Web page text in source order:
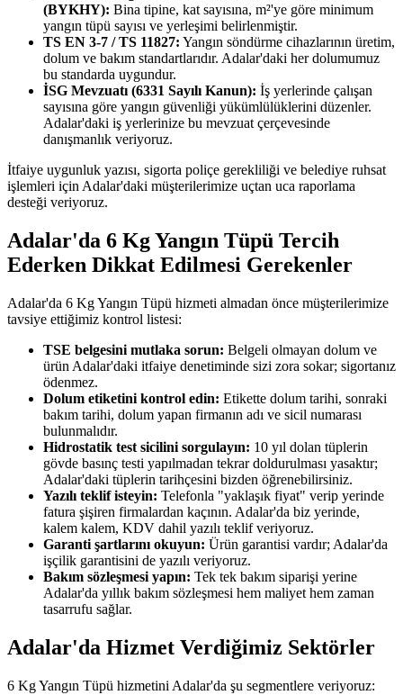
(BYKHY): Bina tipine, kat sayısına, m²'ye göre minimum
yangın tüpü sayısı ve yerleşimi belirlenmiştir.
TS EN 3-7 / TS 11827: Yangın söndürme cihazlarının üretim,
dolum ve bakım standartlarıdır. Adalar'daki her dolumumuz
bu standarda uygundur.
İSG Mevzuatı (6331 Sayılı Kanun): İş yerlerinde çalışan
sayısına göre yangın güvenliği yükümlülüklerini düzenler.
Adalar'daki iş yerlerinize bu mevzuat çerçevesinde
danışmanlık veriyoruz.
İtfaiye uygunluk yazısı, sigorta poliçe gerekliliği ve belediye ruhsat
işlemleri için Adalar'daki müşterilerimize uçtan uca raporlama
desteği veriyoruz.
Adalar'da 6 Kg Yangın Tüpü Tercih
Ederken Dikkat Edilmesi Gerekenler
Adalar'da 6 Kg Yangın Tüpü hizmeti almadan önce müşterilerimize
tavsiye ettiğimiz kontrol listesi:
TSE belgesini mutlaka sorun: Belgeli olmayan dolum ve
ürün Adalar'daki itfaiye denetiminde sizi zora sokar; sigortanız
ödenmez.
Dolum etiketini kontrol edin: Etikette dolum tarihi, sonraki
bakım tarihi, dolum yapan firmanın adı ve sicil numarası
bulunmalıdır.
Hidrostatik test sicilini sorgulayın: 10 yıl dolan tüplerin
gövde basınç testi yapılmadan tekrar doldurulması yasaktır;
Adalar'daki tüplerin tarihçesini bizden öğrenebilirsiniz.
Yazılı teklif isteyin: Telefonla "yaklaşık fiyat" verip yerinde
fatura şişiren firmalardan kaçının. Adalar'da biz yerinde,
kalem kalem, KDV dahil yazılı teklif veriyoruz.
Garanti şartlarını okuyun: Ürün garantisi vardır; Adalar'da
işçilik garantisini de yazılı veriyoruz.
Bakım sözleşmesi yapın: Tek tek bakım siparişi yerine
Adalar'da yıllık bakım sözleşmesi hem maliyet hem zaman
tasarrufu sağlar.
Adalar'da Hizmet Verdiğimiz Sektörler
6 Kg Yangın Tüpü hizmetini Adalar'da şu segmentlere veriyoruz: